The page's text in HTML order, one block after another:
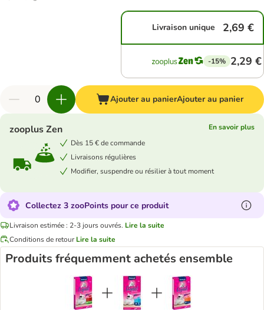
Livraison unique 2,69 €
-15% 2,29 €
Ajouter au panierAjouter au panier
zooplus Zen
En savoir plus
Dès 15 € de commande
Livraisons régulières
Modifier, suspendre ou résilier à tout moment
Collectez 3 zooPoints pour ce produit
Livraison estimée : 2-3 jours ouvrés. Lire la suite
Conditions de retour Lire la suite
Produits fréquemment achetés ensemble